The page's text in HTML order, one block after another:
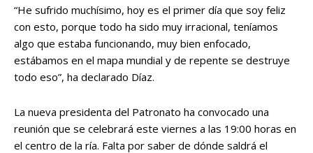
“He sufrido muchísimo, hoy es el primer día que soy feliz
con esto, porque todo ha sido muy irracional, teníamos
algo que estaba funcionando, muy bien enfocado,
estábamos en el mapa mundial y de repente se destruye
todo eso”, ha declarado Díaz.
La nueva presidenta del Patronato ha convocado una
reunión que se celebrará este viernes a las 19:00 horas en
el centro de la ría. Falta por saber de dónde saldrá el